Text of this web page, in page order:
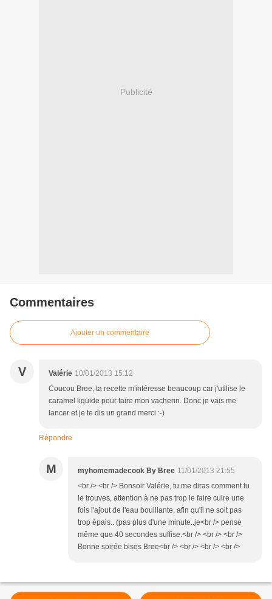
Publicité
Commentaires
Ajouter un commentaire
V Valérie 10/01/2013 15:12
Coucou Bree, ta recette m'intéresse beaucoup car j'utilise le
caramel liquide pour faire mon vacherin. Donc je vais me
lancer et je te dis un grand merci :-)
Répondre
M myhomemadecook By Bree 11/01/2013 21:55
<br /> <br /> Bonsoir Valérie, tu me diras comment tu
le trouves, attention à ne pas trop le faire cuire une
fois l'ajout de l'eau bouillante, afin qu'il ne soit pas
trop épais.. (pas plus d'une minute..je<br /> pense
même que 40 secondes suffise.<br /> <br /> <br />
Bonne soirée bises Bree<br /> <br /> <br /> <br />